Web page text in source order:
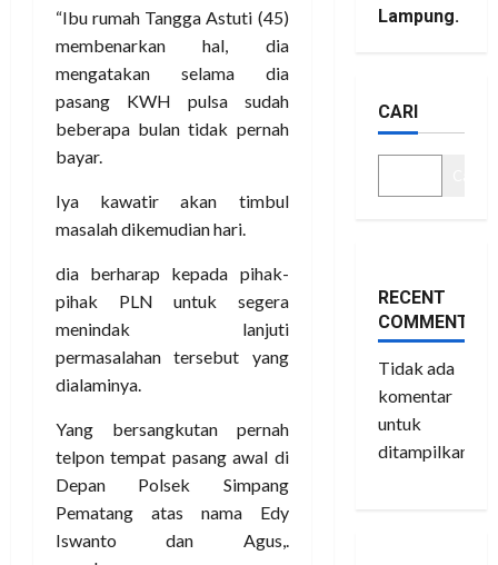
“Ibu rumah Tangga Astuti (45)
membenarkan hal, dia
mengatakan selama dia
pasang KWH pulsa sudah
beberapa bulan tidak pernah
bayar.
Iya kawatir akan timbul
masalah dikemudian hari.
dia berharap kepada pihak-
pihak PLN untuk segera
menindak lanjuti
permasalahan tersebut yang
dialaminya.
Yang bersangkutan pernah
telpon tempat pasang awal di
Depan Polsek Simpang
Pematang atas nama Edy
Iswanto dan Agus,.
Lampung.
CARI
RECENT
COMMENTS
Tidak ada
komentar
untuk
ditampilkan.